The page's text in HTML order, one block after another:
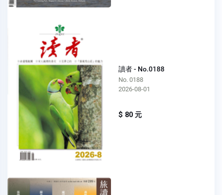
讀者 - No.0188
No. 0188
2026-08-01
$ 80 元